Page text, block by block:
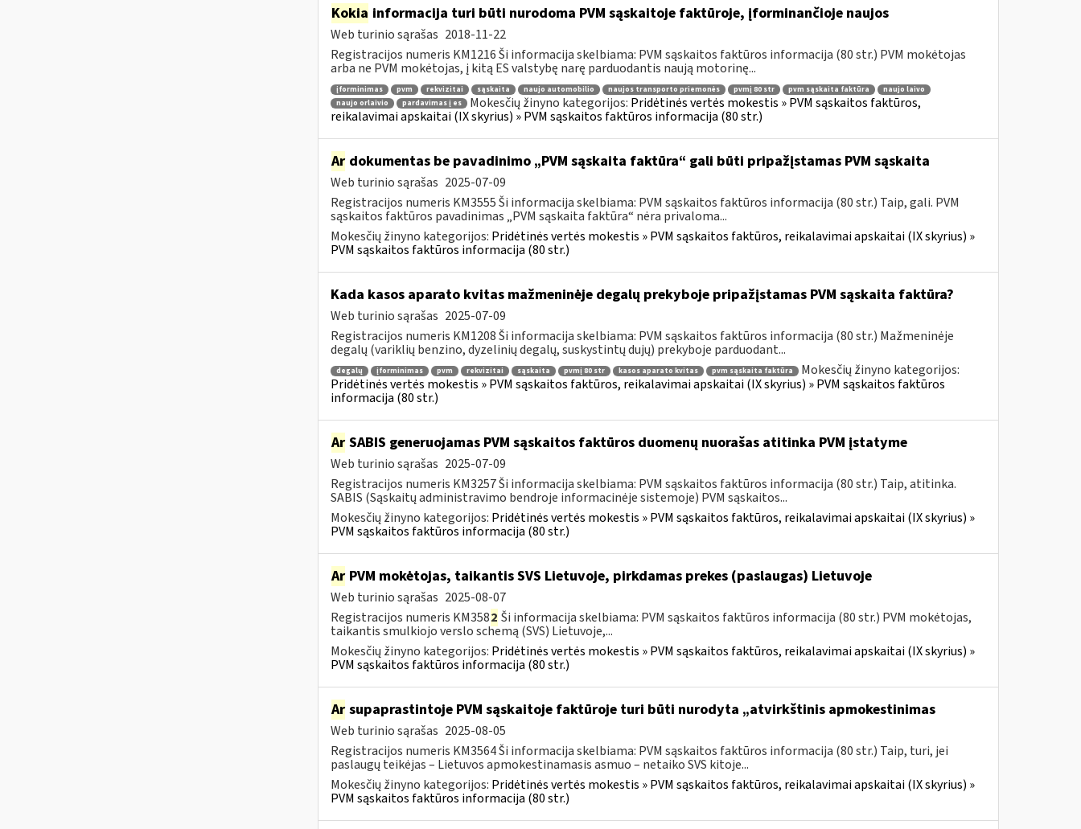
Kokia informacija turi būti nurodoma PVM sąskaitoje faktūroje, įforminančioje naujos
Web turinio sąrašas 2018-11-22
Registracijos numeris KM1216 Ši informacija skelbiama: PVM sąskaitos faktūros informacija (80 str.) PVM mokėtojas
arba ne PVM mokėtojas, į kitą ES valstybę narę parduodantis naują motorinę...
įforminimas pvm rekvizitai sąskaita naujo automobilio naujos transporto priemonės pvmį 80 str pvm sąskaita faktūra
naujo laivo
naujo orlaivio
pardavimas į es Mokesčių žinyno kategorijos: Pridėtinės vertės mokestis » PVM sąskaitos faktūros,
reikalavimai apskaitai (IX skyrius) » PVM sąskaitos faktūros informacija (80 str.)
Ardokumentas be pavadinimo „PVM sąskaita faktūra“ gali būti pripažįstamas PVM sąskaita
Web turinio sąrašas 2025-07-09
Registracijos numeris KM3555 Ši informacija skelbiama: PVM sąskaitos faktūros informacija (80 str.) Taip, gali. PVM
sąskaitos faktūros pavadinimas „PVM sąskaita faktūra“ nėra privaloma...
Mokesčių žinyno kategorijos: Pridėtinės vertės mokestis » PVM sąskaitos faktūros, reikalavimai apskaitai (IX skyrius) »
PVM sąskaitos faktūros informacija (80 str.)
Kada kasos aparato kvitas mažmeninėje degalų prekyboje pripažįstamas PVM sąskaita faktūra?
Web turinio sąrašas 2025-07-09
Registracijos numeris KM1208 Ši informacija skelbiama: PVM sąskaitos faktūros informacija (80 str.) Mažmeninėje
degalų (variklių benzino, dyzelinių degalų, suskystintų dujų) prekyboje parduodant...
degalų įforminimas pvm rekvizitai sąskaita pvmį 80 str kasos aparato kvitas pvm sąskaita faktūra
Mokesčių žinyno kategorijos:
Pridėtinės vertės mokestis » PVM sąskaitos faktūros, reikalavimai apskaitai (IX skyrius) » PVM sąskaitos faktūros
informacija (80 str.)
ArSABIS generuojamas PVM sąskaitos faktūros duomenų nuorašas atitinka PVM įstatyme
Web turinio sąrašas 2025-07-09
Registracijos numeris KM3257 Ši informacija skelbiama: PVM sąskaitos faktūros informacija (80 str.) Taip, atitinka.
SABIS (Sąskaitų administravimo bendroje informacinėje sistemoje) PVM sąskaitos...
Mokesčių žinyno kategorijos: Pridėtinės vertės mokestis » PVM sąskaitos faktūros, reikalavimai apskaitai (IX skyrius) »
PVM sąskaitos faktūros informacija (80 str.)
ArPVM mokėtojas, taikantis SVS Lietuvoje, pirkdamas prekes (paslaugas) Lietuvoje
Web turinio sąrašas 2025-08-07
Registracijos numeris KM3582 Ši informacija skelbiama: PVM sąskaitos faktūros informacija (80 str.) PVM mokėtojas,
taikantis smulkiojo verslo schemą (SVS) Lietuvoje,...
Mokesčių žinyno kategorijos: Pridėtinės vertės mokestis » PVM sąskaitos faktūros, reikalavimai apskaitai (IX skyrius) »
PVM sąskaitos faktūros informacija (80 str.)
Arsupaprastintoje PVM sąskaitoje faktūroje turi būti nurodyta „atvirkštinis apmokestinimas
Web turinio sąrašas 2025-08-05
Registracijos numeris KM3564 Ši informacija skelbiama: PVM sąskaitos faktūros informacija (80 str.) Taip, turi, jei
paslaugų teikėjas – Lietuvos apmokestinamasis asmuo – netaiko SVS kitoje...
Mokesčių žinyno kategorijos: Pridėtinės vertės mokestis » PVM sąskaitos faktūros, reikalavimai apskaitai (IX skyrius) »
PVM sąskaitos faktūros informacija (80 str.)